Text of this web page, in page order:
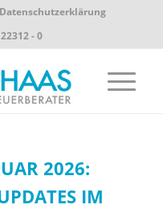
Datenschutzerklärung
- 0
2026:
IM